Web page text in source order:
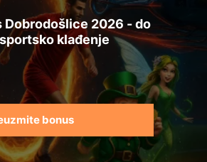
Dobrodošlice 2026 - do
klađenje
bonus